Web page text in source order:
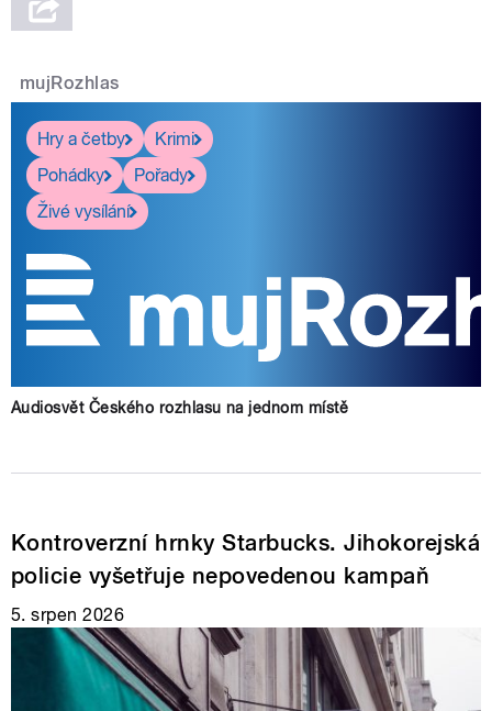
mujRozhlas
Hry a četby
Krimi
Pohádky
Pořady
Živé vysílání
Audiosvět Českého rozhlasu na jednom místě
Kontroverzní hrnky Starbucks. Jihokorejská
policie vyšetřuje nepovedenou kampaň
5. srpen 2026